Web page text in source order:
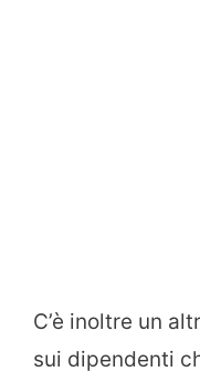
C’è inoltre un
sui dipendenti